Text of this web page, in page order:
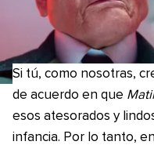
Si tú, como nosotras,
de acuerdo en que
esos atesorados y
infancia. Por lo tanto,